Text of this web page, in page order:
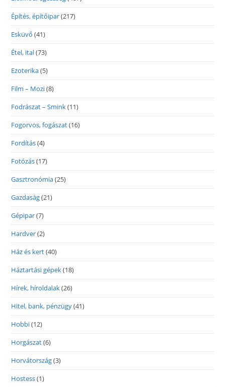
Építés, építőipar(217)
Esküvő (41)
Étel, ital(73)
Ezoterika(5)
Film – Mozi(8)
Fodrászat – Smink(11)
Fogorvos, fogászat(16)
Fordítás(4)
Fotózás(17)
Gasztronómia(25)
Gazdaság(21)
Gépipar(7)
Hardver(2)
Ház és kert(40)
Háztartási gépek(18)
Hírek, híroldalak(26)
Hitel, bank, pénzügy(41)
Hobbi(12)
Horgászat(6)
Horvátország(3)
Hostess(1)